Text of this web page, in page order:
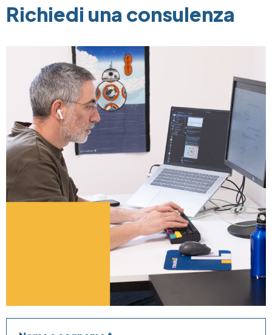
Richiedi una consulenza